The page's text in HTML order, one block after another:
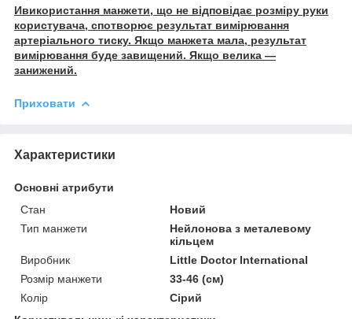
Ивикористання манжети, що не відповідає розміру руки
користувача, спотворює результат вимірювання
артеріального тиску. Якщо манжета мала, результат
вимірювання буде завищений. Якщо велика —
занижений.
Приховати
Характеристики
Основні атрибути
Стан
Новий
Тип манжети
Нейлонова з металевому
кільцем
Виробник
Little Doctor International
Розмір манжети
33-46 (см)
Колір
Сірий